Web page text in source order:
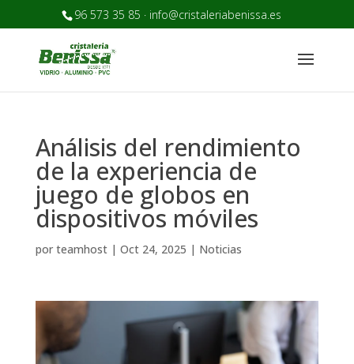
96 573 35 85 · info@cristaleriabenissa.es
Análisis del rendimiento
de la experiencia de
juego de globos en
dispositivos móviles
por teamhost| Oct 24, 2025 | Noticias